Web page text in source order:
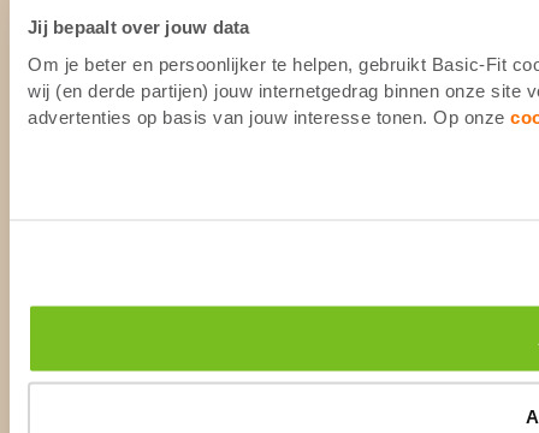
Jij bepaalt over jouw data
Om je beter en persoonlijker te helpen, gebruikt Basic-Fit
wij (en derde partijen) jouw internetgedrag binnen onze site
advertenties op basis van jouw interesse tonen. Op onze